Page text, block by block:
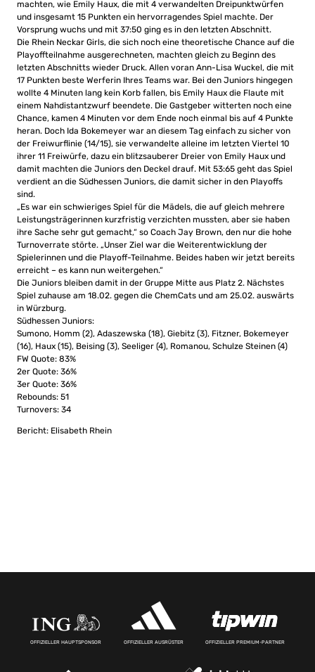
machten, wie Emily Haux, die mit 4 verwandelten Dreipunktwürfen
und insgesamt 15 Punkten ein hervorragendes Spiel machte. Der
Vorsprung wuchs und mit 37:50 ging es in den letzten Abschnitt.
Die Rhein Neckar Girls, die sich noch eine theoretische Chance auf die
Playoffteilnahme ausgerechneten, machten gleich zu Beginn des
letzten Abschnitts wieder Druck. Allen voran Ann-Lisa Wuckel, die mit
17 Punkten beste Werferin Ihres Teams war. Bei den Juniors hingegen
wollte 4 Minuten lang kein Korb fallen, bis Emily Haux die Flaute mit
einem Nahdistantzwurf beendete. Die Gastgeber witterten noch eine
Chance, kamen 4 Minuten vor dem Ende noch einmal bis auf 4 Punkte
heran. Doch Ida Bokemeyer war an diesem Tag einfach zu sicher von
der Freiwurflinie (14/15), sie verwandelte alleine im letzten Viertel 10
ihrer 11 Freiwürfe, dazu ein blitzsauberer Dreier von Emily Haux und
damit machten die Juniors den Deckel drauf. Mit 53:65 geht das Spiel
verdient an die Südhessen Juniors, die damit sicher in den Playoffs
sind.
„Es war ein schwieriges Spiel für die Mädels, die auf gleich mehrere
Leistungsträgerinnen kurzfristig verzichten mussten, aber sie haben
ihre Sache sehr gut gemacht,“ so Coach Jay Brown, den nur die hohe
Turnoverrate störte. „Unser Ziel war die Weiterentwicklung der
Spielerinnen und die Playoff-Teilnahme. Beides haben wir jetzt bereits
erreicht – es kann nun weitergehen.“
Die Juniors bleiben damit in der Gruppe Mitte aus Platz 2. Nächstes
Spiel zuhause am 18.02. gegen die ChemCats und am 25.02. auswärts
in Würzburg.
Südhessen Juniors:
Sumono, Homm (2), Adaszewska (18), Giebitz (3), Fitzner, Bokemeyer
(16), Haux (15), Beising (3), Seeliger (4), Romanou, Schulze Steinen (4)
FW Quote: 83%
2er Quote: 36%
3er Quote: 36%
Rebounds: 51
Turnovers: 34
Bericht: Elisabeth Rhein
OFFIZIELLER HAUPTSPONSOR OFFIZIELLER AUSRÜSTER OFFIZIELLER PREMIUM-PARTNER